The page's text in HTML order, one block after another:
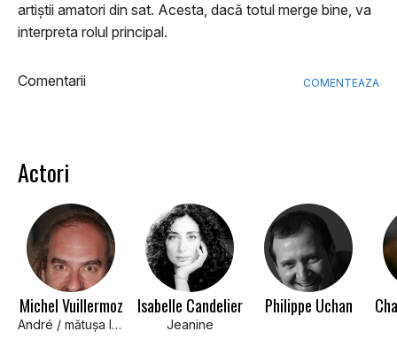
artiștii amatori din sat. Acesta, dacă totul merge bine, va
interpreta rolul principal.
Comentarii COMENTEAZA
Actori
Michel Vuillermoz
André / mătuşa Ida
Isabelle Candelier
Jeanine
Philippe Uchan